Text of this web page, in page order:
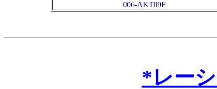
006-AKT09F
*レー